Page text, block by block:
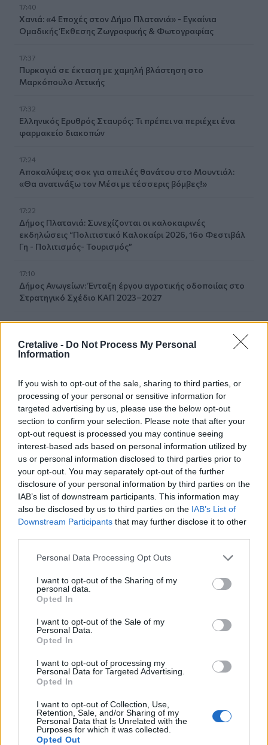
Cretalive - Do Not Process My Personal
Information
If you wish to opt-out of the sale, sharing to third parties, or
processing of your personal or sensitive information for
targeted advertising by us, please use the below opt-out
section to confirm your selection. Please note that after your
opt-out request is processed you may continue seeing
interest-based ads based on personal information utilized by
us or personal information disclosed to third parties prior to
your opt-out. You may separately opt-out of the further
disclosure of your personal information by third parties on the
IAB’s list of downstream participants. This information may
also be disclosed by us to third parties on the IAB’s List of
Downstream Participants that may further disclose it to other
Personal Data Processing Opt Outs
I want to opt-out of the Sharing of my
personal data.
Opted In
I want to opt-out of the Sale of my
Personal Data.
Opted In
I want to opt-out of processing my
Personal Data for Targeted Advertising.
Opted In
I want to opt-out of Collection, Use,
Retention, Sale, and/or Sharing of my
Personal Data that Is Unrelated with the
Purposes for which it was collected.
Opted Out
17:40
Χανιά: «4 Εποχές στον Δήμο Πλατανιά» - Εγκαίνια
Ομαδικής Έκθεσης Ζωγραφικής & Φωτογραφίας
17:37
Πυρκαγιά σε έκταση με χαμηλή βλάστηση στο
Μαρκόπουλο Αττικής
17:32
Ελληνικός Ερυθρός Σταυρός: Τι πρέπει να περιέχει ένα
φαρμακείο διακοπών
17:24
Aποκαλύψεις σοκ για απειλές θανάτου στο Μουντιάλ:
«Θα ανατινάξω τον Μέσι με τέσσερις βόμβες!»
17:22
Δήμος Πλατανιά: Συνεχίζονται οι καλοκαιρινές
εκδηλώσεις “Πολιτιστικό Καλοκαίρι 2026, 16ο Φεστιβάλ
Γη - Πολιτισμός- Τουρισμός”
17:10
Δήμος Ανωγείων: Ένταξη έργου αγροτικής οδοποιίας στο
Στρατηγικό Σχέδιο ΚΑΠ 2023–2027
17:10
λόγω πολύ υψηλού κινδύνου πυρκαγιάς
Οι τουαλέτες στην Κνωσό και η μπάρα στο φαράγγι της
Σαμαριάς!
16:51
Γ. Πλακιωτάκης: Συνεχίζεται η αναβάθμιση των σχολικών
μονάδων στο Λασίθι
16:41
Στο ΥΠΕΝ οι προτάσεις του ΤΕΕ/ΤΑΚ για το μέλλον της
βιομηχανίας στην Κρήτη
Κρήτη: Έδειχνε το 10χρονο κορίτσι και ρωτούσε "πόσο;" -
ΣΧΕΤΙΚA AΡΘΡΑ
Τι είναι το «Papara» που έγινε viral στη μεταγραφή του
SPORTS 18:13
Τι είναι το «Papara» που έγινε
Τι είναι το «Papara» που έγινε
viral στη μεταγραφή του Σαλάχ